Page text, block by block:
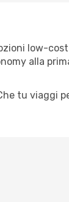
low-
alla
tu viaggi